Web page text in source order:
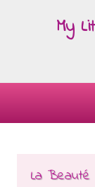
My
La Beauté